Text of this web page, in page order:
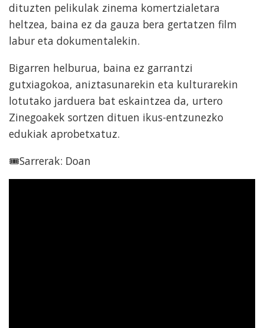
dituzten pelikulak zinema komertzialetara
heltzea, baina ez da gauza bera gertatzen film
labur eta dokumentalekin.
Bigarren helburua, baina ez garrantzi
gutxiagokoa, aniztasunarekin eta kulturarekin
lotutako jarduera bat eskaintzea da, urtero
Zinegoakek sortzen dituen ikus-entzunezko
edukiak aprobetxatuz.
🎟️Sarrerak: Doan